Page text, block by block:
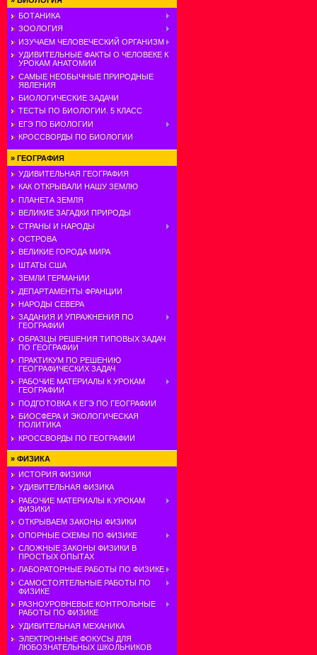
БОТАНИКА
ЗООЛОГИЯ
ИЗУЧАЕМ ЧЕЛОВЕЧЕСКИЙ ОРГАНИЗМ
УДИВИТЕЛЬНЫЕ ФАКТЫ О ЧЕЛОВЕКЕ К
УРОКАМ АНАТОМИИ
САМЫЕ НЕОБЫЧНЫЕ ПРИРОДНЫЕ
ЯВЛЕНИЯ
БИОЛОГИЧЕСКИЕ ЗАДАЧИ
ТЕСТЫ ПО БИОЛОГИИ. 5 КЛАСС
ЕГЭ ПО БИОЛОГИИ
КРОССВОРДЫ ПО БИОЛОГИИ
» ГЕОГРАФИЯ
УДИВИТЕЛЬНАЯ ГЕОГРАФИЯ
КАК ОТКРЫВАЛИ НАШУ ЗЕМЛЮ
ПЛАНЕТА ЗЕМЛЯ
ВЕЛИКИЕ ЗАГАДКИ ПРИРОДЫ
СТРАНЫ И НАРОДЫ
ОСТРОВА
ВЕЛИКИЕ ГОРОДА МИРА
ШТАТЫ США
ЗЕМЛИ ГЕРМАНИИ
ДЕПАРТАМЕНТЫ ФРАНЦИИ
НАРОДЫ СЕВЕРА
ЗАДАНИЯ И УПРАЖНЕНИЯ ПО
ГЕОГРАФИИ
ОБРАЗЦЫ РЕШЕНИЯ ТИПОВЫХ ЗАДАЧ
ПО ГЕОГРАФИИ
ПРАКТИКУМ ПО РЕШЕНИЮ
ГЕОГРАФИЧЕСКИХ ЗАДАЧ
РАБОЧИЕ МАТЕРИАЛЫ К УРОКАМ
ГЕОГРАФИИ
ПОДГОТОВКА К ЕГЭ ПО ГЕОГРАФИИ
БИОСФЕРА И ЭКОЛОГИЧЕСКАЯ
ПОЛИТИКА
КРОССВОРДЫ ПО ГЕОГРАФИИ
» ФИЗИКА
ИСТОРИЯ ФИЗИКИ
УДИВИТЕЛЬНАЯ ФИЗИКА
РАБОЧИЕ МАТЕРИАЛЫ К УРОКАМ
ФИЗИКИ
ОТКРЫВАЕМ ЗАКОНЫ ФИЗИКИ
ОПОРНЫЕ СХЕМЫ ПО ФИЗИКЕ
СЛОЖНЫЕ ЗАКОНЫ ФИЗИКИ В
ПРОСТЫХ ОПЫТАХ
ЛАБОРАТОРНЫЕ РАБОТЫ ПО ФИЗИКЕ
САМОСТОЯТЕЛЬНЫЕ РАБОТЫ ПО
ФИЗИКЕ
РАЗНОУРОВНЕВЫЕ КОНТРОЛЬНЫЕ
РАБОТЫ ПО ФИЗИКЕ
УДИВИТЕЛЬНАЯ МЕХАНИКА
ЭЛЕКТРОННЫЕ ФОКУСЫ ДЛЯ
ЛЮБОЗНАТЕЛЬНЫХ ШКОЛЬНИКОВ